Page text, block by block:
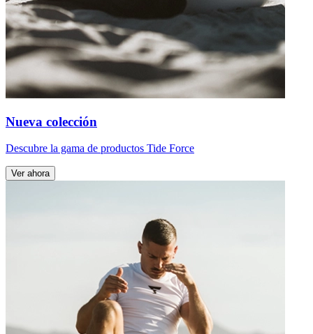
Nueva colección
Descubre la gama de productos Tide Force
Ver ahora